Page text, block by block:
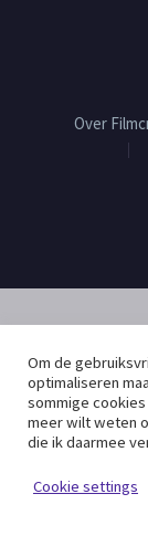
Over
Om de
optimaliseren
sommige
meer wilt weten
die ik daarmee
Cookie settings